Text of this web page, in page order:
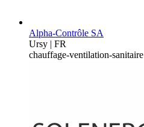
Alpha-Contrôle SA
Ursy | FR
chauffage-ventilation-sanitaire